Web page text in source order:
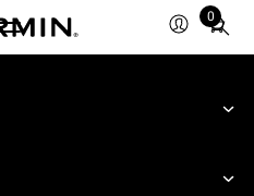
0
Total
items
cart: